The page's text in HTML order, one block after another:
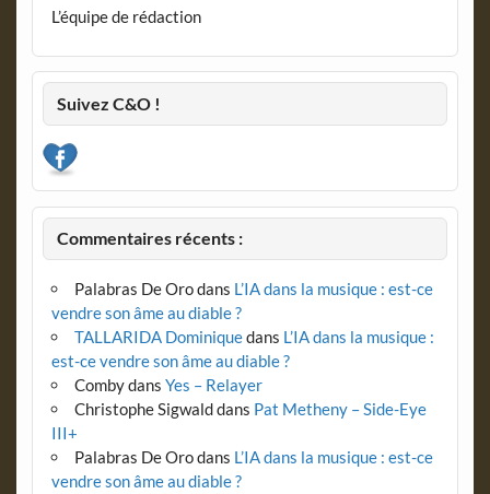
L’équipe de rédaction
Suivez C&O !
Commentaires récents :
Palabras De Orodans L’IA dans la musique : est-ce
vendre son âme au diable ?
TALLARIDA Dominiquedans L’IA dans la musique :
est-ce vendre son âme au diable ?
Combydans Yes – Relayer
Christophe Sigwalddans Pat Metheny – Side-Eye
III+
Palabras De Orodans L’IA dans la musique : est-ce
vendre son âme au diable ?